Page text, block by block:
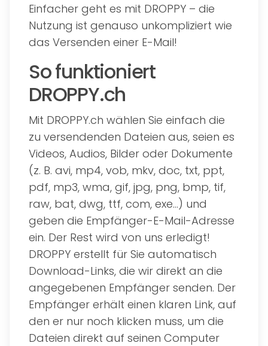
Einfacher geht es mit DROPPY – die
Nutzung ist genauso unkompliziert wie
das Versenden einer E-Mail!
So funktioniert
DROPPY.ch
Mit DROPPY.ch wählen Sie einfach die
zu versendenden Dateien aus, seien es
Videos, Audios, Bilder oder Dokumente
(z. B. avi, mp4, vob, mkv, doc, txt, ppt,
pdf, mp3, wma, gif, jpg, png, bmp, tif,
raw, bat, dwg, ttf, com, exe...) und
geben die Empfänger-E-Mail-Adresse
ein. Der Rest wird von uns erledigt!
DROPPY erstellt für Sie automatisch
Download-Links, die wir direkt an die
angegebenen Empfänger senden. Der
Empfänger erhält einen klaren Link, auf
den er nur noch klicken muss, um die
Dateien direkt auf seinen Computer